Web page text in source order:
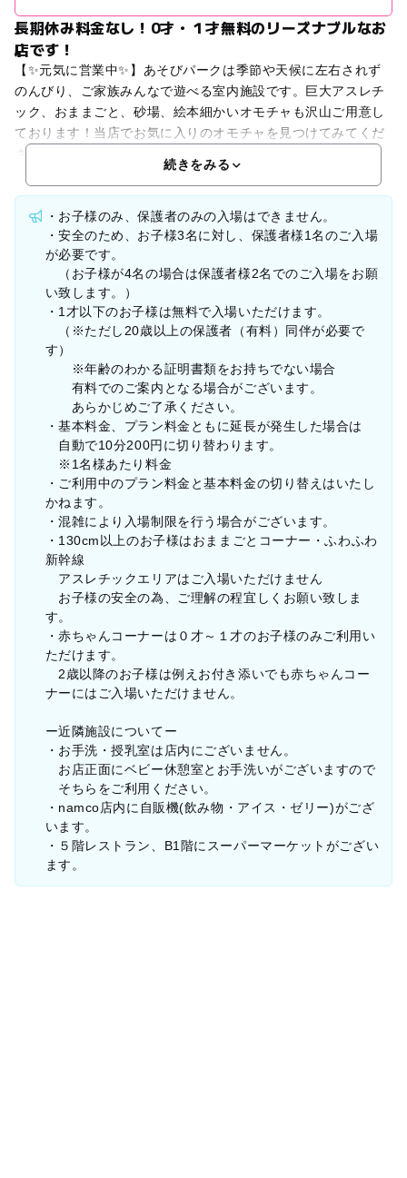
長期休み料金なし！0才・１才無料のリーズナブルなお
店です！
【✨元気に営業中✨】あそびパークは季節や天候に左右されず
のんびり、ご家族みんなで遊べる室内施設です。巨大アスレチ
ック、おままごと、砂場、絵本細かいオモチャも沢山ご用意し
ております！当店でお気に入りのオモチャを見つけてみてくだ
さいね！子供だけでなく親子でお楽しみいただける施設です。
続きをみる
・お子様のみ、保護者のみの入場はできません。
・安全のため、お子様3名に対し、保護者様1名のご入場
が必要です。
（お子様が4名の場合は保護者様2名でのご入場をお願
い致します。）
・1才以下のお子様は無料で入場いただけます。
（※ただし20歳以上の保護者（有料）同伴が必要で
す）
※年齢のわかる証明書類をお持ちでない場合
有料でのご案内となる場合がございます。
あらかじめご了承ください。
・基本料金、プラン料金ともに延長が発生した場合は
自動で10分200円に切り替わります。
※1名様あたり料金
・ご利用中のプラン料金と基本料金の切り替えはいたし
かねます。
・混雑により入場制限を行う場合がございます。
・130cm以上のお子様はおままごとコーナー・ふわふわ
新幹線
アスレチックエリアはご入場いただけません
お子様の安全の為、ご理解の程宜しくお願い致しま
す。
・赤ちゃんコーナーは０才～１才のお子様のみご利用い
ただけます。
2歳以降のお子様は例えお付き添いでも赤ちゃんコー
ナーにはご入場いただけません。
ー近隣施設についてー
・お手洗・授乳室は店内にございません。
お店正面にベビー休憩室とお手洗いがございますので
そちらをご利用ください。
・namco店内に自販機(飲み物・アイス・ゼリー)がござ
います。
・５階レストラン、B1階にスーパーマーケットがござい
ます。